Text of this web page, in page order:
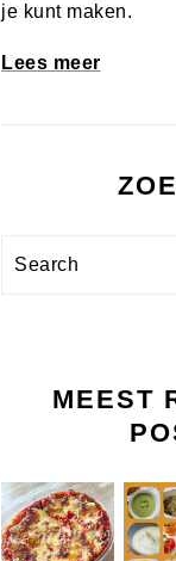
je kunt maken.
Lees meer
Search
MEEST